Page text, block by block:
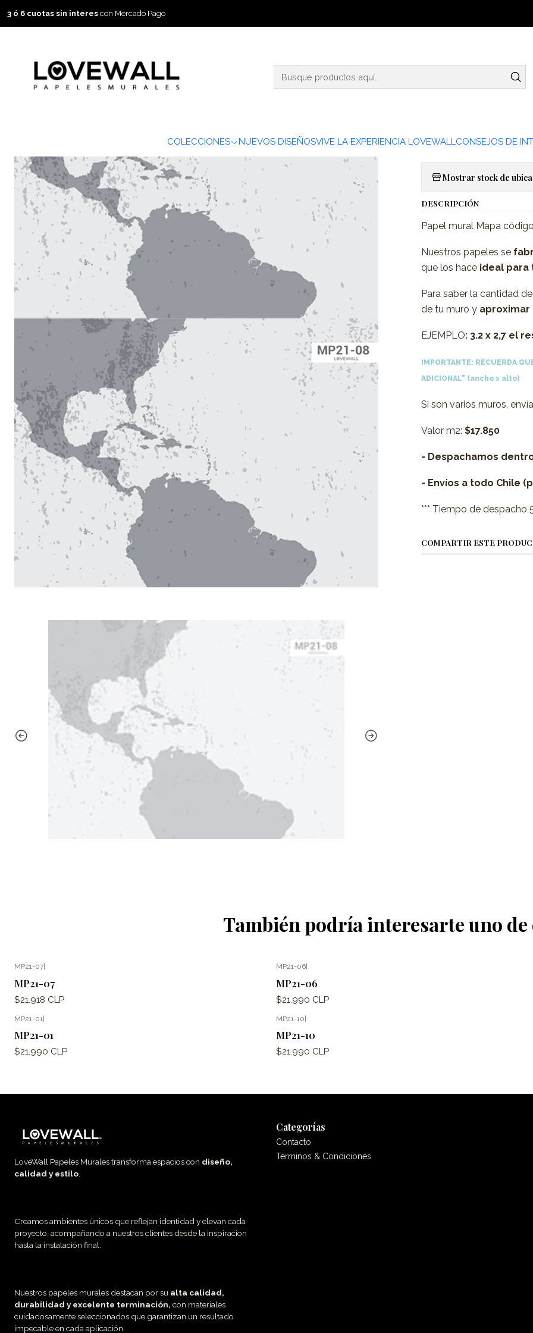
COLECCIONES NUEVOS DISEÑOSVIVE LA EXPERIENCIA LOVEWALL CONSEJOS DE
3 ó 6 cuotas sin interes con Mercado Pago
MP21-08
Agregar a la lista
Mostrar stock de
DESCRIPCIÓN
Papel mural Mapa
Nuestros papeles se
que los hace ideal para
Para saber la cantidad
de tu muro y aproximar
EJEMPLO: 3.2 x 2,7 el
IMPORTANTE: RECUERDA
ADICIONAL" (ancho x alto)
Si son varios muros,
Valor m2: $17.850
- Despachamos
- Envíos a todo Chile
*** Tiempo de despacho
COMPARTIR ESTE
También podría interesarte uno de
MP21-07
MP21-07
$21.918 CLP
MP21-06|
MP21-06
$21.990 CLP
MP21-01|
MP21-01
$21.990 CLP
MP21-10|
MP21-10
$21.990 CLP
LoveWall Papeles Murales transforma espacios con diseño,
calidad y estilo
Creamos ambientes únicos que reflejan identidad y elevan cada
proyecto, acompañando a nuestros clientes desde la inspiracion
hasta la instalación final.
Nuestros papeles murales destacan por su alta calidad,
durabilidad y excelente terminación, con materiales
cuidadosamente seleccionados que garantizan un resultado
impecable en cada aplicación.
Categorías
Contacto
Términos & Condiciones